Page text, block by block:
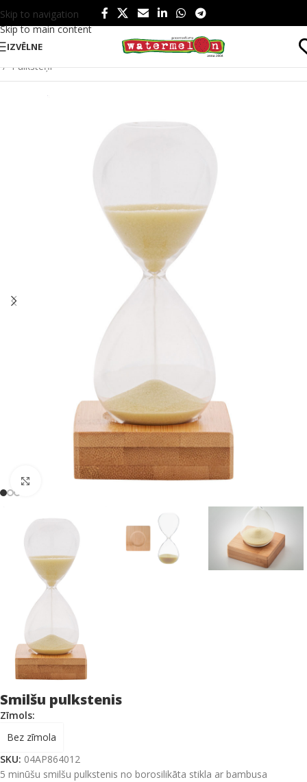
Skip to navigation
Skip to main content
IZVĒLNE
Sākums/ Tehnoloģijas un instrumenti
/ Pulksteņi
Click to enlarge
Smilšu pulkstenis
Zīmols:
Bez zīmola
SKU: 04AP864012
5 minūšu smilšu pulkstenis no borosilikāta stikla ar bambusa